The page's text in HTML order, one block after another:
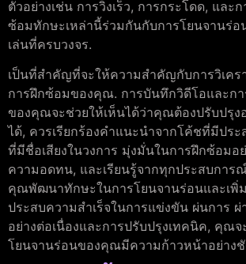
ตัวอย่างเช่น การวิ่งเร็ว, การกระโดด, และ
ซ้อมทักษะเหล่านี้ร่วมกันกับการโยนจานร่
เล่นที่ครบวงจร.
เป็นที่สำคัญที่จะให้ความสำคัญกับการวิเคร
การฝึกซ้อมของคุณ. การบันทึกวิดีโอและกา
ของคุณจะช่วยให้เห็นได้ว่าคุณต้องปรับปรุง
ได้, ควรเรียกร้องคำแนะนำจากโค้ชที่มีปร
ที่มีชื่อเสียงในวงการ มุ่งมั่นในการฝึกซ้อมอ
ความอดทน, และเรียนรู้จากทุกประสบการ
คุณพัฒนาทักษะในการโยนจานร่อนและเพิ่
ประสบความสำเร็จในการแข่งขัน ผ่นการ
อย่างต่อเนื่องและการปรับปรุงเทคนิค, คุณ
โยนจานร่อนของคุณมีความก้าวหน้าอย่างชั